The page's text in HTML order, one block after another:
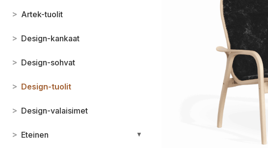
> Artek-tuolit
> Design-kankaat
> Design-sohvat
> Design-tuolit
> Design-valaisimet
> Eteinen ▼